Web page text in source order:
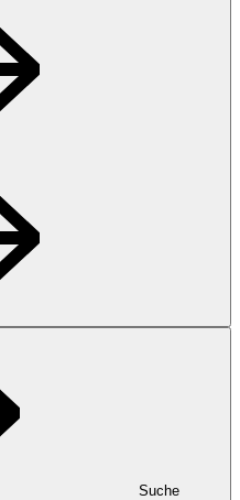
Suche